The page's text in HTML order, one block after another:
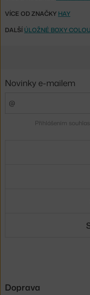
VÍCE OD ZNAČKY HAY
DALŠÍ ÚLOŽNÉ BOXY
Novinky e-mailem
Přihlášením
Doprava